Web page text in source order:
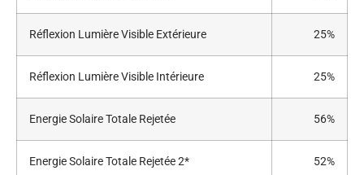
Réflexion Lumière Visible Extérieure 25%
Réflexion Lumière Visible Intérieure 25%
Energie Solaire Totale Rejetée 56%
Energie Solaire Totale Rejetée 2* 52%